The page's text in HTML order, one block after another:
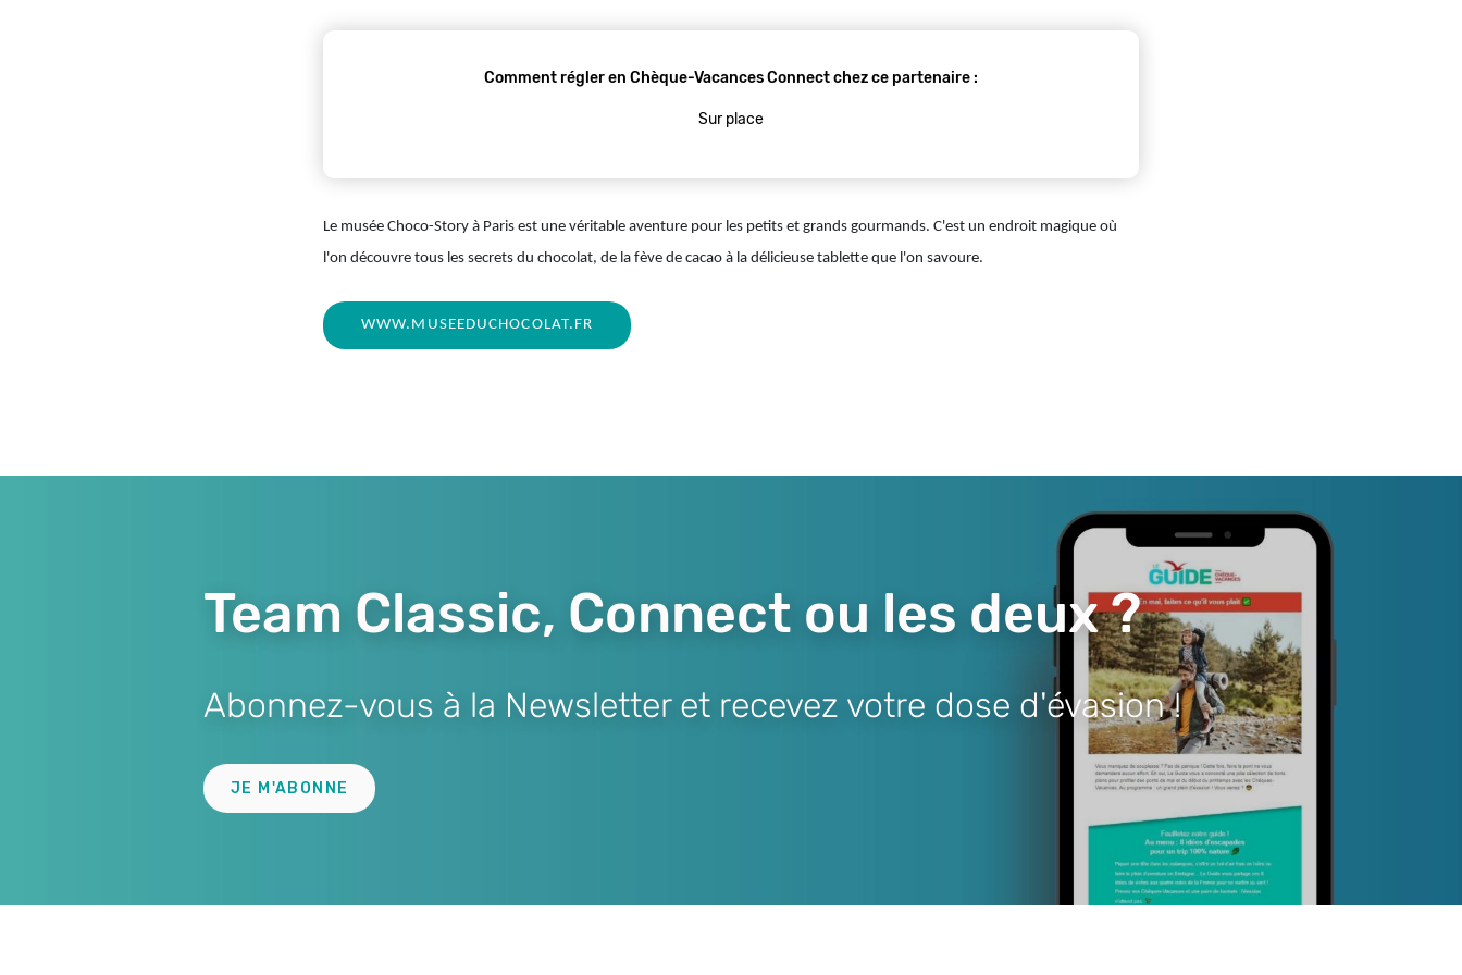
Comment régler en Chèque-Vacances Connect chez ce partenaire :
Sur place
Le musée Choco-Story à Paris est une véritable aventure pour les petits et grands gourmands. C'est un endroit magique où
l'on découvre tous les secrets du chocolat, de la fève de cacao à la délicieuse tablette que l'on savoure.
WWW.MUSEEDUCHOCOLAT.FR
Team Classic, Connect ou les deux ?
Abonnez-vous à la Newsletter et recevez votre dose d'évasion !
JE M'ABONNE